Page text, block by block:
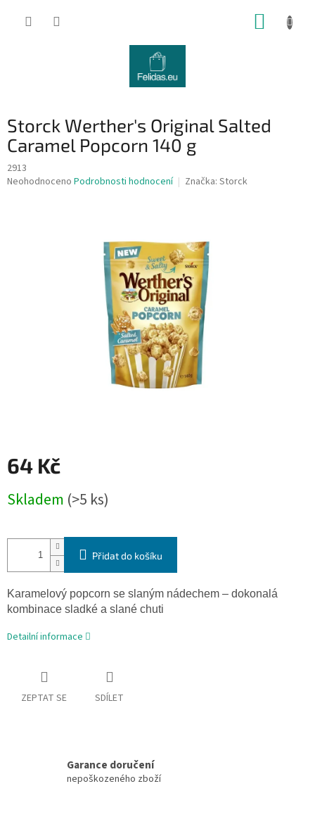
Storck Werther's Original Salted
Caramel Popcorn 140 g
2913
Průměrné
Neohodnoceno Podrobnosti hodnocení Značka: Storck
64 Kč
cena:
Skladem (>5 ks)
Přidat do košíku
Karamelový popcorn se slaným nádechem – dokonalá
kombinace sladké a slané chuti
Detailní informace
ZEPTAT SE SDÍLET
Garance doručení
nepoškozeného zboží